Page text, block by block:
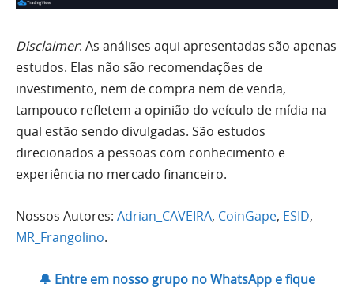
Disclaimer: As análises aqui apresentadas são apenas
estudos. Elas não são recomendações de
investimento, nem de compra nem de venda,
tampouco refletem a opinião do veículo de mídia na
qual estão sendo divulgadas. São estudos
direcionados a pessoas com conhecimento e
experiência no mercado financeiro.
Nossos Autores: Adrian_CAVEIRA, CoinGape, ESID,
MR_Frangolino.
🔔 Entre em nosso grupo no WhatsApp e fique